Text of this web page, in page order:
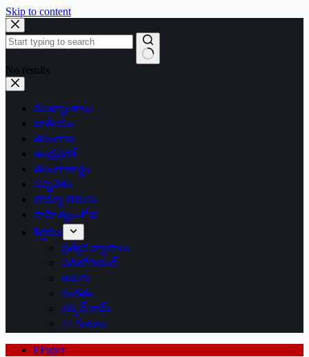
Skip to content
No results
ముఖ్యాంశాలు
జాతీయం
తెలంగాణ
ఆంధ్రప్రదేశ్
తెలంగాణార్థం
సన్నివేశం
బొమ్మా బొరుసు
సాహిత్యం-శోభ
శీర్షికలు
ప్రత్యేక వ్యాసాలు
ఎడిటోరియల్
అరుగు
సంకేతం
దక్కన్.కామ్
24 గంటలు
EPaper